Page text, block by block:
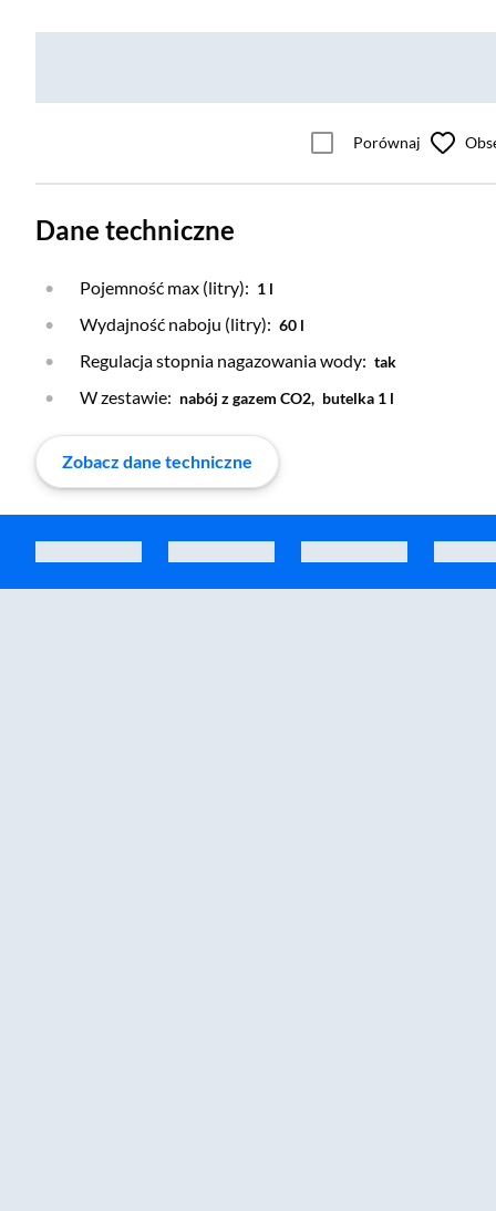
Porównaj
Dane techniczne
Pojemność max (litry): 1 l
Wydajność naboju (litry): 60 l
Regulacja stopnia nagazowania wody: tak
W zestawie: nabój z gazem CO2, butelka 1 l
Zobacz dane techniczne